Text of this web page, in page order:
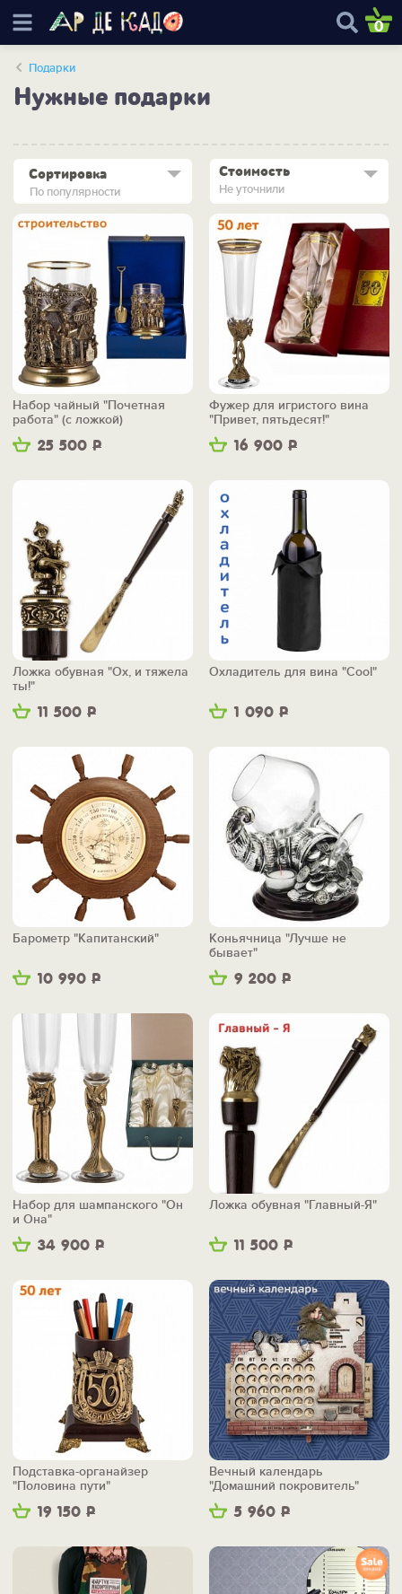
0
Подарки
Нужные подарки
По популярности
Сортировка Стоимость
Не уточнили
25 500 Р
Набор чайный "Почетная
работа" (с ложкой)
16 900 Р
Фужер для игристого вина
"Привет, пятьдесят!"
11 500 Р
Ложка обувная "Ох, и тяжела
ты!"
1 090 Р
Охладитель для вина "Cool"
10 990 Р
Барометр "Капитанский"
9 200 Р
Коньячница "Лучше не
бывает"
34 900 Р
Набор для шампанского "Он
и Она"
11 500 Р
Ложка обувная "Главный-Я"
19 150 Р
Подставка-органайзер
"Половина пути"
5 960 Р
Вечный календарь
"Домашний покровитель"